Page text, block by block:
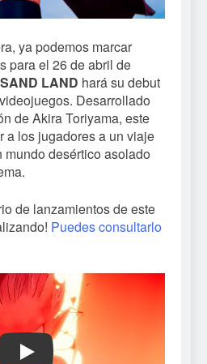
ya podemos marcar
para el 26 de abril de
SAND LAND hará su debut
Desarrollado
de Akira Toriyama, este
a los jugadores a un viaje
mundo desértico asolado
de lanzamientos de este
Puedes consultarlo